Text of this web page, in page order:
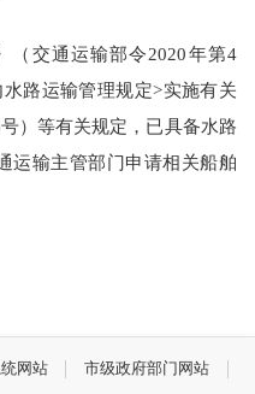
（交通运输部令2020年第4
路运输管理规定>实施有关
）等有关规定，已具备水路
运输主管部门申请相关船舶
网站 市级政府部门网站